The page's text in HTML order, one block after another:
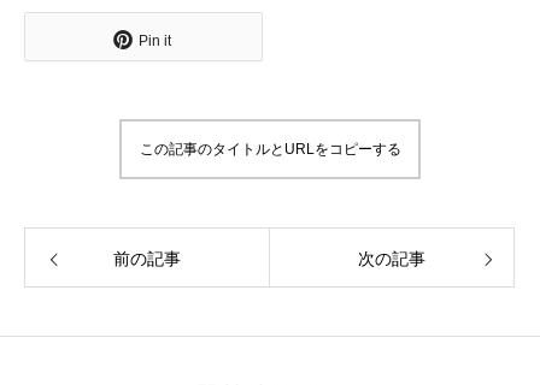
北海道最強のビジネス課題解決コミュニティ【北海道オ
無料で登録したい企業様はこちら メディア取材受付口はこちら
Pin it
この記事のタイトルとURLをコピーする
前の記事 次の記事